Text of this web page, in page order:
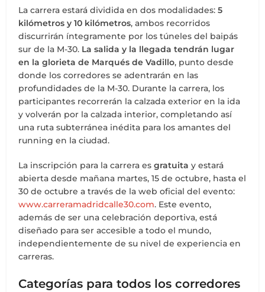
La carrera estará dividida en dos modalidades:5
kilómetros y 10 kilómetros, ambos recorridos
discurrirán íntegramente por los túneles del baipás
sur de la M-30. La salida y la llegada tendrán lugar
en la glorieta de Marqués de Vadillo, punto desde
donde los corredores se adentrarán en las
profundidades de la M-30. Durante la carrera, los
participantes recorrerán la calzada exterior en la ida
y volverán por la calzada interior, completando así
una ruta subterránea inédita para los amantes del
running en la ciudad.
La inscripción para la carrera esgratuita y estará
abierta desde mañana martes, 15 de octubre, hasta el
30 de octubre a través de la web oficial del evento:
www.carreramadridcalle30.com. Este evento,
además de ser una celebración deportiva, está
diseñado para ser accesible a todo el mundo,
independientemente de su nivel de experiencia en
carreras.
Categorías para todos los corredores